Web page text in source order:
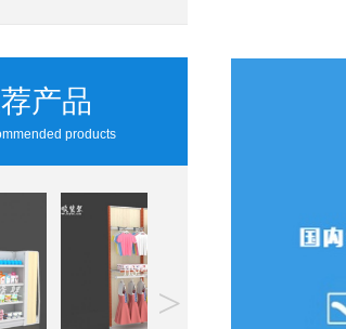
产品
products
>